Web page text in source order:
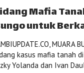
Mafia
untuk
kasus mafia tanah
Yolanda dan Ivan